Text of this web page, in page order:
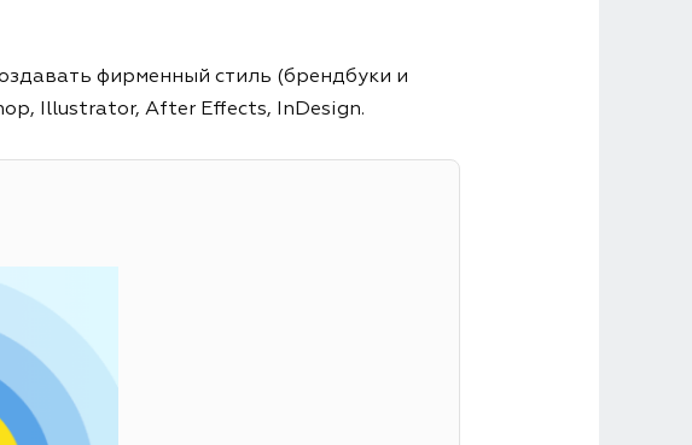
фирменный стиль (брендбуки и
Illustrator, After Effects, InDesign.